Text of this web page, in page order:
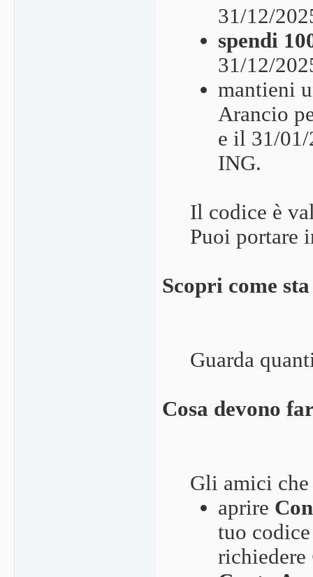
31/12/
spendi
31/12/
mantieni
Arancio
e il 31/01/
ING.
Il codice è
Puoi portare
Scopri come
Guarda
Cosa devono
Gli amici
aprire
tuo
richiedere